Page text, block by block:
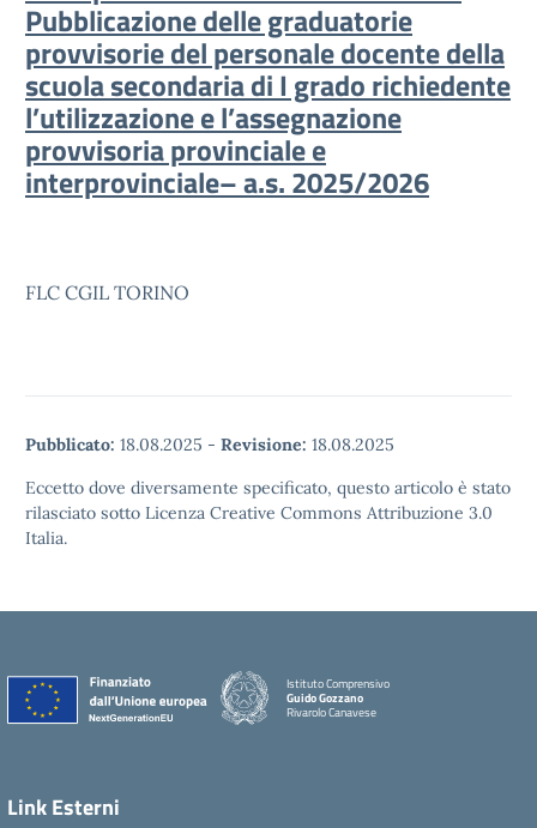
Pubblicazione delle graduatorie
provvisorie del personale docente della
scuola secondaria di I grado richiedente
l’utilizzazione e l’assegnazione
provvisoria provinciale e
interprovinciale– a.s. 2025/2026
FLC CGIL TORINO
Pubblicato: 18.08.2025 - Revisione: 18.08.2025
Eccetto dove diversamente specificato, questo articolo è stato
rilasciato sotto Licenza Creative Commons Attribuzione 3.0
Italia.
Istituto Comprensivo
Guido Gozzano
Rivarolo Canavese
Link Esterni